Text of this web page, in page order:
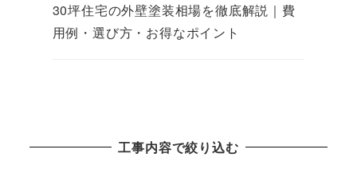
30坪住宅の外壁塗装相場を徹底解説｜費
用例・選び方・お得なポイント
工事内容で絞り込む